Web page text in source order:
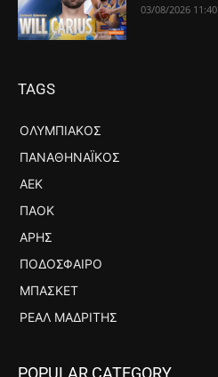
03/08/2026 11:40
TAGS
ΟΛΥΜΠΙΑΚΌΣ
ΠΑΝΑΘΗΝΑΪΚΌΣ
ΑΕΚ
ΠΑΟΚ
ΆΡΗΣ
ΠΟΔΌΣΦΑΙΡΟ
ΜΠΆΣΚΕΤ
ΡΕΆΛ ΜΑΔΡΊΤΗΣ
POPULAR CATEGORY